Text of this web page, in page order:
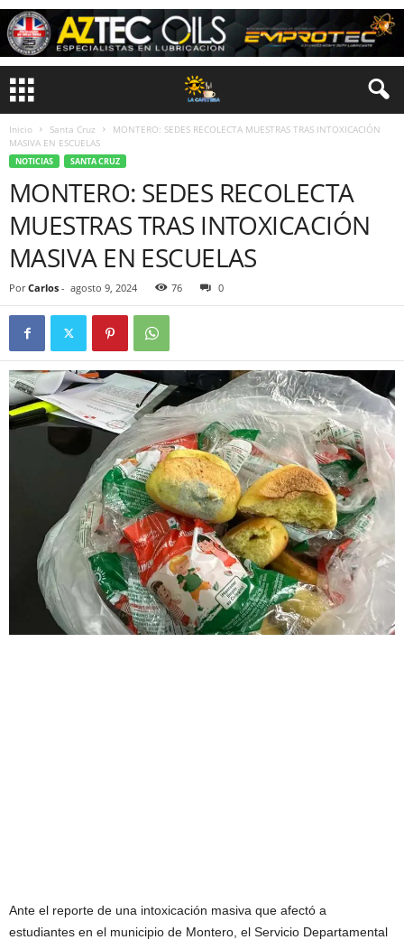
Inicio Santa Cruz
MONTERO: SEDES RECOLECTA MUESTRAS TRAS INTOXICACIÓN
MASIVA EN ESCUELAS
NOTICIAS SANTA CRUZ
MONTERO: SEDES RECOLECTA
MUESTRAS TRAS INTOXICACIÓN
MASIVA EN ESCUELAS
Por Carlos - agosto 9, 2024 76 0
Ante el reporte de una intoxicación masiva que afectó a
estudiantes en el municipio de Montero, el Servicio Departamental